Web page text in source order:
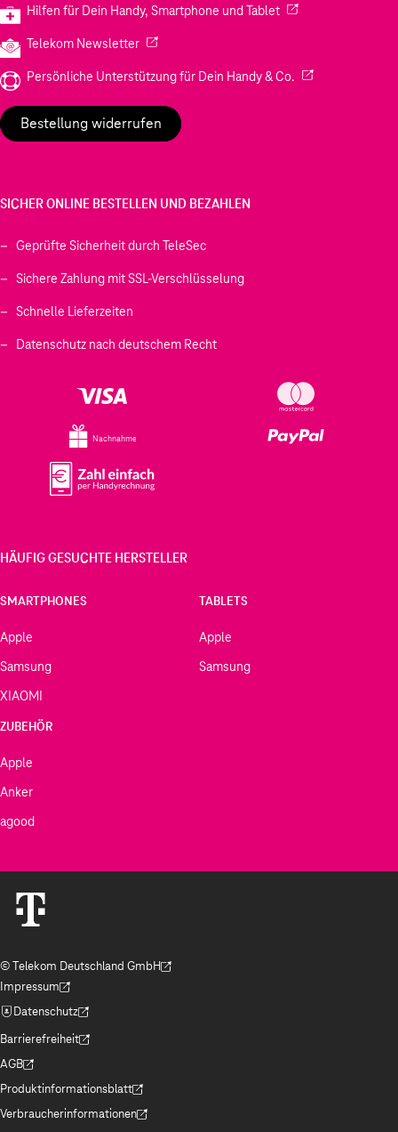
Hilfen für Dein Handy, Smartphone und Tablet(Wird in einem
Telekom Newsletter(Wird in einem neuen Tab geöffnet)
Persönliche Unterstützung für Dein Handy & Co. (Wird in einem
Bestellung widerrufen
SICHER ONLINE BESTELLEN UND BEZAHLEN
Geprüfte Sicherheit durch TeleSec
Sichere Zahlung mit SSL-Verschlüsselung
Schnelle Lieferzeiten
Datenschutz nach deutschem Recht
Nachnahme
HÄUFIG GESUCHTE HERSTELLER
SMARTPHONES
Apple
Samsung
XIAOMI
TABLETS
Apple
Samsung
ZUBEHÖR
Apple
Anker
agood
© Telekom Deutschland GmbH
(Der Link wird in einem neuen Tab geöffnet)
Impressum
(Der Link wird in einem neuen Tab geöffnet)
Datenschutz
(Der Link wird in einem neuen Tab geöffnet)
Barrierefreiheit
(Der Link wird in einem neuen Tab geöffnet)
AGB
(Der Link wird in einem neuen Tab geöffnet)
Produktinformationsblatt
(Der Link wird in einem neuen Tab geöffnet)
Verbraucherinformationen
(Der Link wird in einem neuen Tab geöffnet)